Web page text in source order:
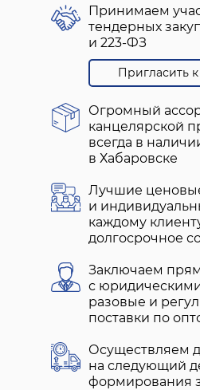
Заключаем
с
разовые и
поставки по
Принимаем
тендерных
и 223-ФЗ
Пригласить
Огромный
канцелярской
всегда в
в Хабаровске
Осуществляем
на следующий
формирования
Лучшие
и
каждому
долгосрочное